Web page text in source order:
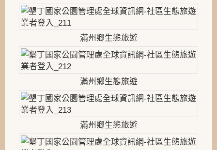
滿州鄉生態旅遊
滿州鄉生態旅遊
滿州鄉生態旅遊